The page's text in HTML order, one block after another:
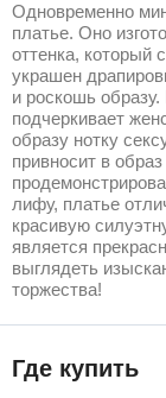
Одновременно
платье. Оно
оттенка, который
украшен
и роскошь
подчеркивает
образу нотку
привносит в
лифу, платье
красивую
является
выглядеть
торжества!
Где купить